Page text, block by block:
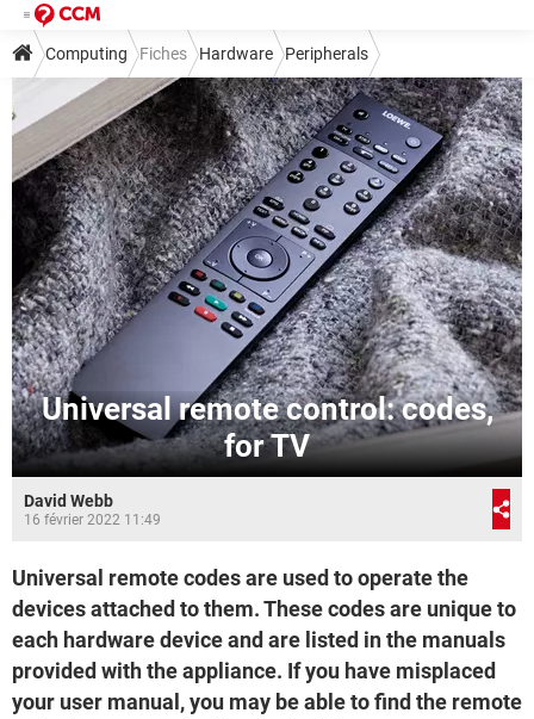
Computing Fiches Hardware Peripherals
Universal remote control: codes,
for TV
David Webb
16 février 2022 11:49
Universal remote codes are used to operate the
devices attached to them. These codes are unique to
each hardware device and are listed in the manuals
provided with the appliance. If you have misplaced
your user manual, you may be able to find the remote